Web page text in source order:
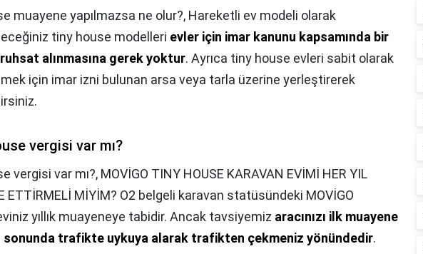
muayene yapılmazsa ne olur?, Hareketli ev modeli olarak
tiny house modelleri evler için imar kanunu kapsamında bir
alınmasına gerek yoktur. Ayrıca tiny house evleri sabit olarak
için imar izni bulunan arsa veya tarla üzerine yerleştirerek
vergisi var mı?
vergisi var mı?, MOVİGO TINY HOUSE KARAVAN EVİMİ HER YIL
ETTİRMELİ MİYİM? O2 belgeli karavan statüsündeki MOVİGO
yıllık muayeneye tabidir. Ancak tavsiyemiz aracınızı ilk muayene
sonunda trafikte uykuya alarak trafikten çekmeniz yönündedir.